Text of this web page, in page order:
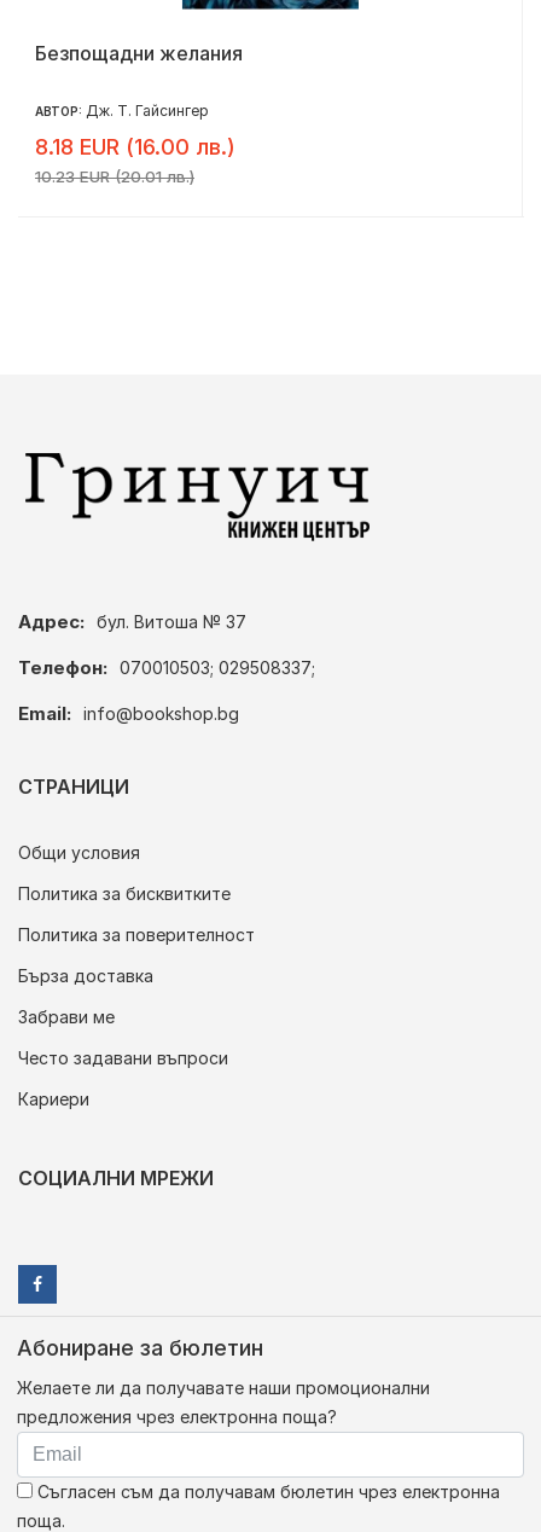
Безпощадни желания
АВТОР: Дж. Т. Гайсингер
8.18 EUR (16.00 лв.)
10.23 EUR (20.01 лв.)
Адрес: бул. Витоша № 37
Телефон: 070010503; 029508337;
Email: info@bookshop.bg
СТРАНИЦИ
Общи условия
Политика за бисквитките
Политика за поверителност
Бърза доставка
Забрави ме
Често задавани въпроси
Кариери
СОЦИАЛНИ МРЕЖИ
Абониране за бюлетин
Желаете ли да получавате наши промоционални
предложения чрез електронна поща?
Съгласен съм да получавам бюлетин чрез електронна
поща.